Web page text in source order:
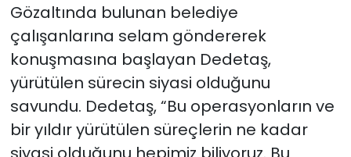
Gözaltında bulunan belediye
çalışanlarına selam göndererek
konuşmasına başlayan Dedetaş,
yürütülen sürecin siyasi olduğunu
savundu. Dedetaş, “Bu operasyonların ve
bir yıldır yürütülen süreçlerin ne kadar